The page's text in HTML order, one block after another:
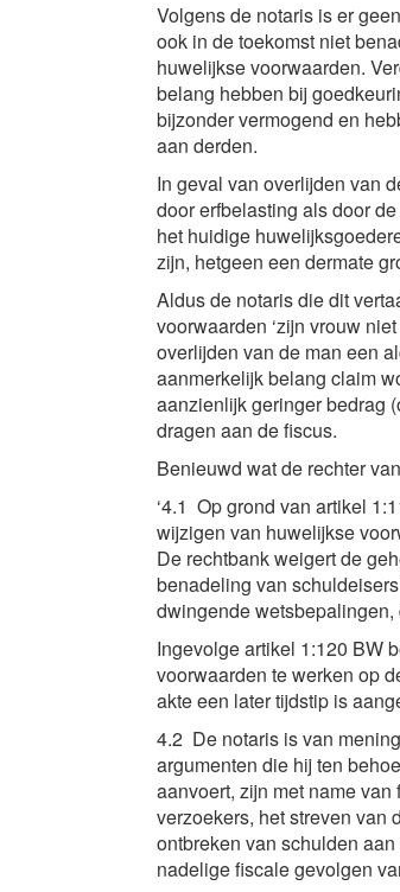
Volgens de notaris is er
ook in de toekomst niet
huwelijkse voorwaarden.
belang hebben bij
bijzonder vermogend en
aan derden.
In geval van overlijden van
door erfbelasting als door
het huidige
zijn, hetgeen een dermate
Aldus de notaris die dit
voorwaarden ‘zijn vrouw
overlijden van de man een
aanmerkelijk belang claim
aanzienlijk geringer bedrag
dragen aan de fiscus.
Benieuwd wat de rechter
‘4.1 Op grond van artikel
wijzigen van huwelijkse
De rechtbank weigert de
benadeling van
dwingende
Ingevolge artikel 1:120 BW
voorwaarden te werken op
akte een later tijdstip is
4.2 De notaris is van
argumenten die hij ten
aanvoert, zijn met name
verzoekers, het streven van
ontbreken van schulden
nadelige fiscale gevolgen